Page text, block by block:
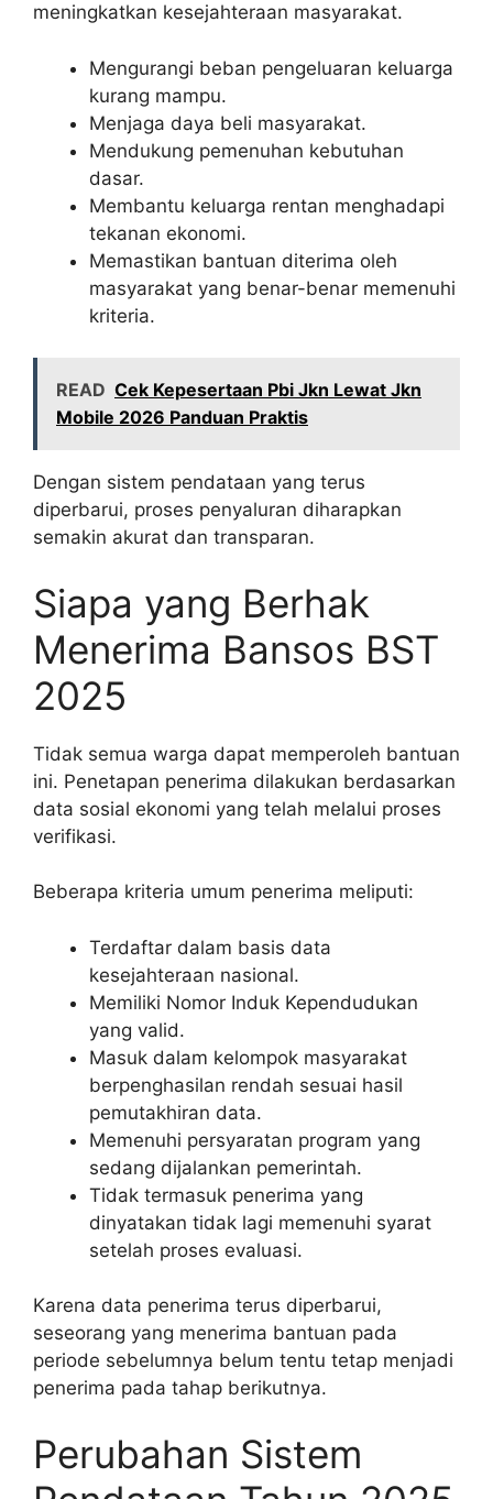
meningkatkan kesejahteraan masyarakat.
Mengurangi beban pengeluaran keluarga
kurang mampu.
Menjaga daya beli masyarakat.
Mendukung pemenuhan kebutuhan
dasar.
Membantu keluarga rentan menghadapi
tekanan ekonomi.
Memastikan bantuan diterima oleh
masyarakat yang benar-benar memenuhi
kriteria.
READ Cek Kepesertaan Pbi Jkn Lewat Jkn
Mobile 2026 Panduan Praktis
Dengan sistem pendataan yang terus
diperbarui, proses penyaluran diharapkan
semakin akurat dan transparan.
Siapa yang Berhak
Menerima Bansos BST
2025
Tidak semua warga dapat memperoleh bantuan
ini. Penetapan penerima dilakukan berdasarkan
data sosial ekonomi yang telah melalui proses
verifikasi.
Beberapa kriteria umum penerima meliputi:
Terdaftar dalam basis data
kesejahteraan nasional.
Memiliki Nomor Induk Kependudukan
yang valid.
Masuk dalam kelompok masyarakat
berpenghasilan rendah sesuai hasil
pemutakhiran data.
Memenuhi persyaratan program yang
sedang dijalankan pemerintah.
Tidak termasuk penerima yang
dinyatakan tidak lagi memenuhi syarat
setelah proses evaluasi.
Karena data penerima terus diperbarui,
seseorang yang menerima bantuan pada
periode sebelumnya belum tentu tetap menjadi
penerima pada tahap berikutnya.
Perubahan Sistem